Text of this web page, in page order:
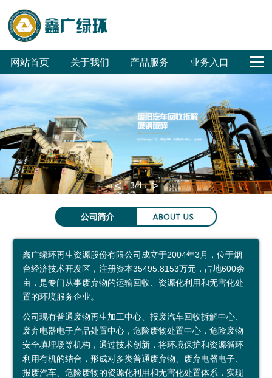
网站首页 关于我们
概
况
鑫
广
文
化
合
作
客
户
联
系
们
集
成
员
鑫
广
再
生
烟
台
绿
环
产品服务
回
系
危
废
无
害
化
置
废
旧
汽
车
拆
解
废
旧
家
电
拆
解
普
废
加
工
利
用
业务入口
销
售
招
标
工
程
招
标
司
OA
环保科普
环
保
展
示
中
心
普
公
益
参
观
预
约
投资者关系
3/4
< >
鑫广绿环再生资源股份有限公司成立于2004年3月，位于烟
台经济技术开发区，注册资本35495.8153万元，占地600余
亩，是专门从事废弃物的运输回收、资源化利用和无害化处
置的环境服务企业。
公司现有普通废物再生加工中心、报废汽车回收拆解中心、
废弃电器电子产品处置中心，危险废物处置中心，危险废物
安全填埋场等机构，通过技术创新，将环境保护和资源循环
利用有机的结合，形成对多类普通废弃物、废弃电器电子、
报废汽车、危险废物的资源化利用和无害化处置体系，实现